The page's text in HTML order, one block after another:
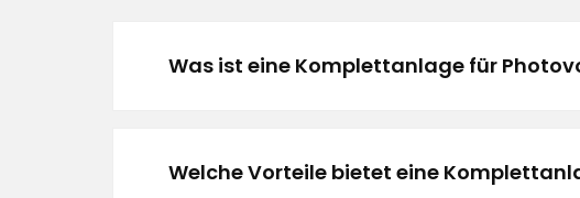
Was ist eine Komplettanlage für
Welche Vorteile bietet eine